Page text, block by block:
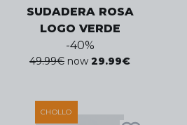
SUDADERA ROSA
LOGO VERDE
-40%
49.99€ now 29.99€
CHOLLO